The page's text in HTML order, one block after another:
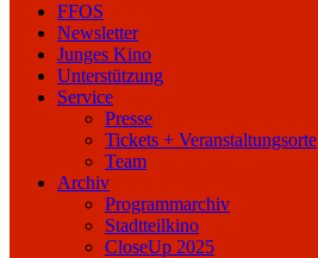
FFOS
Newsletter
Junges Kino
Unterstützung
Service
Presse
Tickets + Veranstaltungsorte
Team
Archiv
Programmarchiv
Stadtteilkino
CloseUp 2025